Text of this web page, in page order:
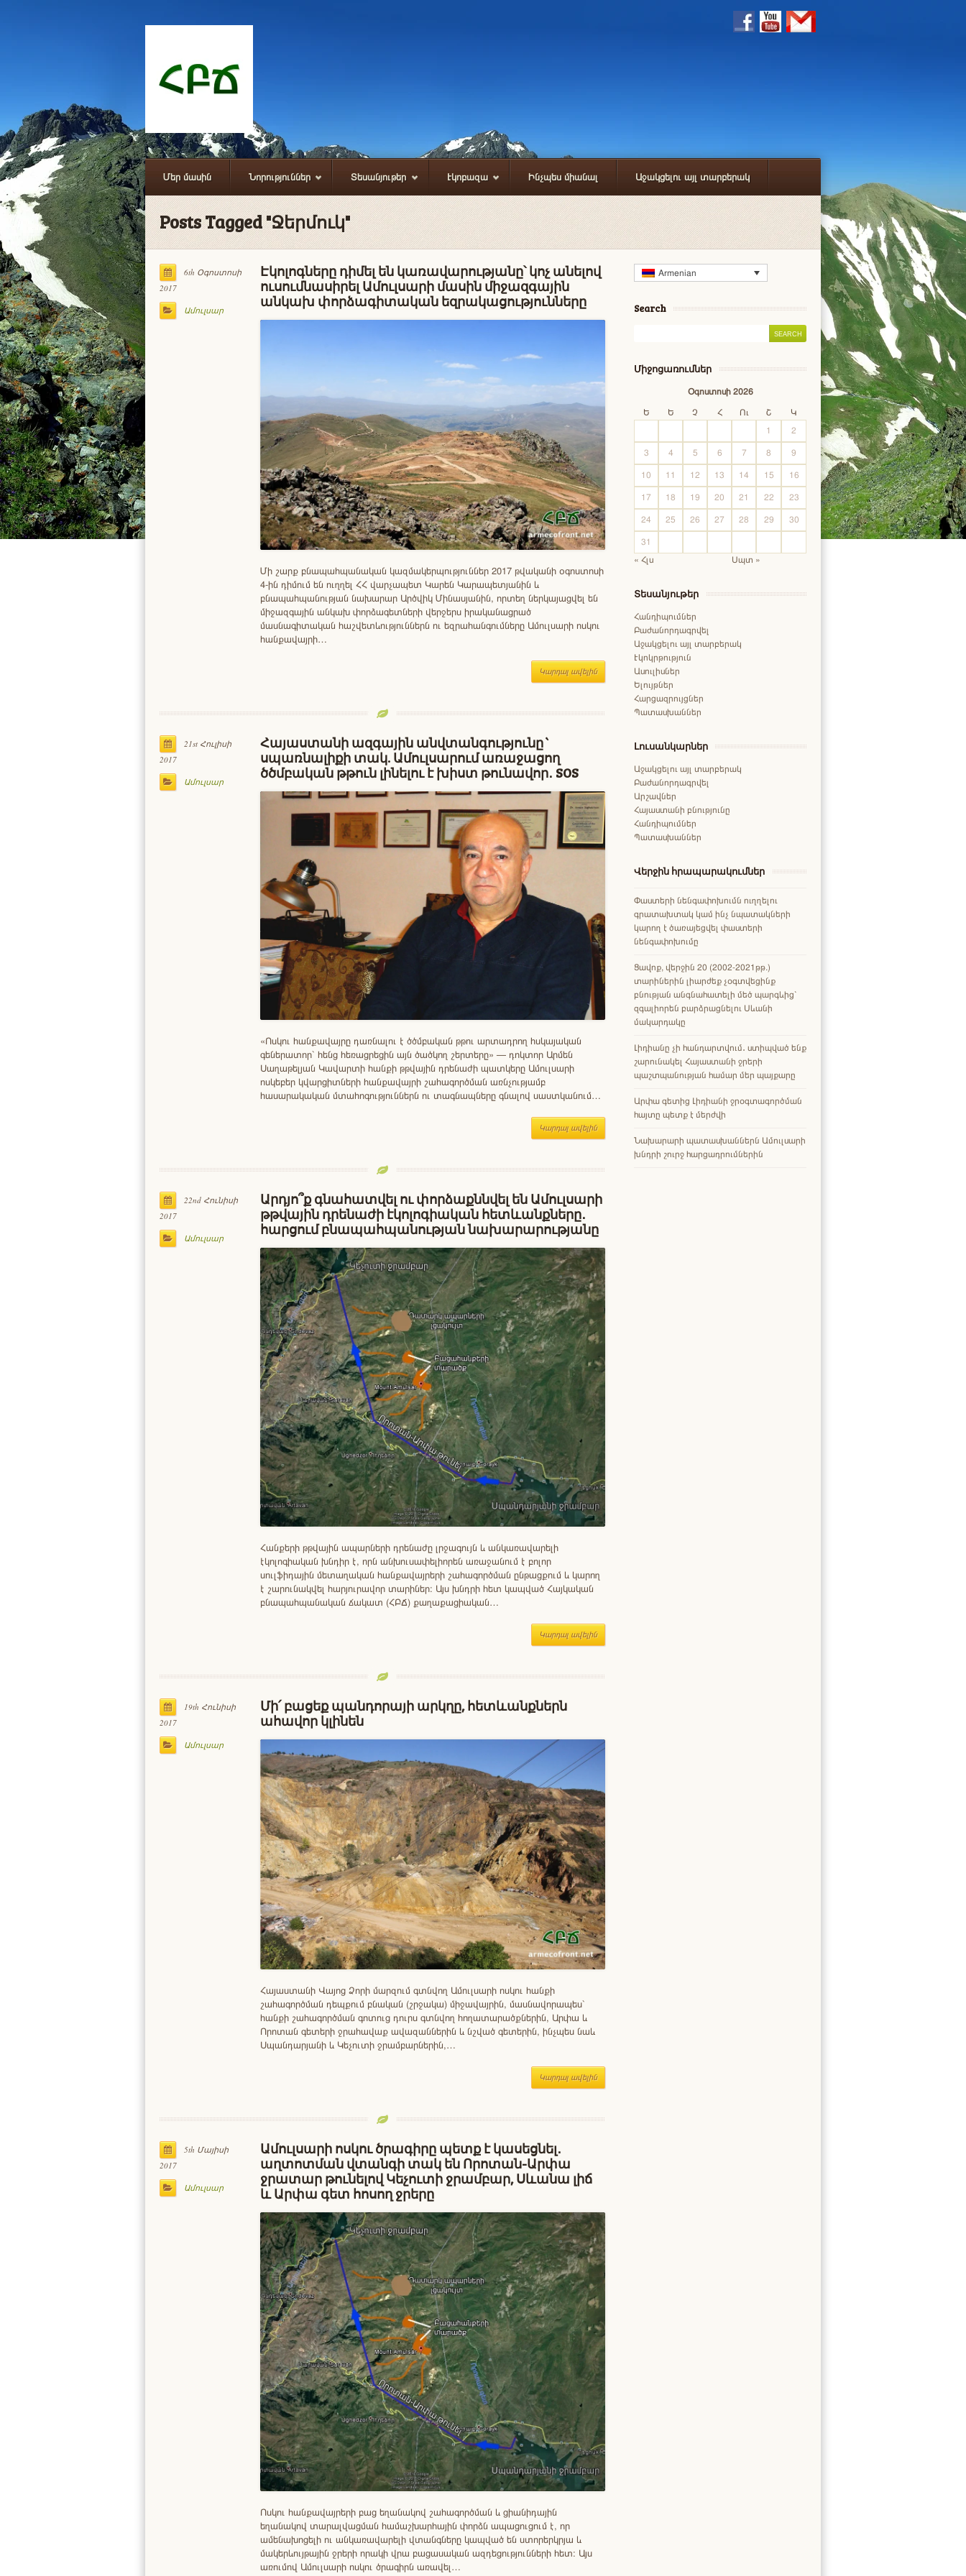
Մեր մասին Նորություններ Տեսանյութեր Էկոբազա Ինչպես միանալ Աջակցելու այլ տարբերակ
Posts Tagged "Ջերմուկ"
6th Օգոստոսի
2017
Ամուլսար
Էկոլոգները դիմել են կառավարությանը՝ կոչ անելով
ուսումնասիրել Ամուլսարի մասին միջազգային
անկախ փորձագիտական եզրակացությունները
Մի շարք բնապահպանական կազմակերպություններ 2017 թվականի օգոստոսի
4-ին դիմում են ուղղել ՀՀ վարչապետ Կարեն Կարապետյանին և
բնապաhպանության նախարար Արծվիկ Մինասյանին, որտեղ ներկայացվել են
միջազգային անկախ փորձագետների վերջերս իրականացրած
մասնագիտական հաշվետևություններն ու եզրահանգումները Ամուլսարի ոսկու
հանքավայրի…
Կարդալ ավելին
21st Հուլիսի
2017
Ամուլսար
Հայաստանի ազգային անվտանգությունը`
սպառնալիքի տակ. Ամուլսարում առաջացող
ծծմբական թթուն լինելու է խիստ թունավոր․ SOS
«Ոսկու հանքավայրը դառնալու է ծծմբական թթու արտադրող հսկայական
գեներատոր` հենց հեռացրեցին այն ծածկող շերտերը» — դոկտոր Արմեն
Սաղաթելյան Կավարտի հանքի թթվային դրենաժի պատկերը Ամուլսարի
ոսկեբեր կվարցիտների հանքավայրի շահագործման առնչությամբ
հասարակական մտահոգություններն ու տագնապները գնալով սաստկանում…
Կարդալ ավելին
22nd Հունիսի
2017
Ամուլսար
Արդյո՞ք գնահատվել ու փորձաքննվել են Ամուլսարի
թթվային դրենաժի էկոլոգիական հետևանքները․
հարցում բնապահպանության նախարարությանը
Հանքերի թթվային ապարների դրենաժը լրջագույն և անկառավարելի
էկոլոգիական խնդիր է, որն անխուսափելիորեն առաջանում է բոլոր
սուլֆիդային մետաղական հանքավայրերի շահագործման ընթացքում և կարող
է շարունակվել հարյուրավոր տարիներ։ Այս խնդրի հետ կապված Հայկական
բնապահպանական ճակատ (ՀԲՃ) քաղաքացիական…
Կարդալ ավելին
19th Հունիսի
2017
Ամուլսար
Մի՛ բացեք պանդորայի արկղը, հետևանքներն
ահավոր կլինեն
Հայաստանի Վայոց Ձորի մարզում գտնվող Ամուլսարի ոսկու հանքի
շահագործման դեպքում բնական (շրջակա) միջավայրին, մասնավորապես`
հանքի շահագործման գոտուց դուրս գտնվող հողատարածքներին, Արփա և
Որոտան գետերի ջրահավաք ավազաններին և նշված գետերին, ինչպես նաև
Սպանդարյանի և Կեչուտի ջրամբարներին,…
Կարդալ ավելին
5th Մայիսի
2017
Ամուլսար
Ամուլսարի ոսկու ծրագիրը պետք է կասեցնել․
աղտոտման վտանգի տակ են Որոտան-Արփա
ջրատար թունելով Կեչուտի ջրամբար, Սևանա լիճ
և Արփա գետ հոսող ջրերը
Ոսկու հանքավայրերի բաց եղանակով շահագործման և ցիանիդային
եղանակով տարալվացման համաշխարհային փորձն ապացուցում է, որ
ամենախոցելի ու անկառավարելի վտանգները կապված են ստորերկրյա և
մակերևույթային ջրերի որակի վրա բացասական ազդեցությունների հետ։ Այս
առումով Ամուլսարի ոսկու ծրագիրն առավել…
Armenian
Search
Միջոցառումներ
Օգոստոսի 2026
Ե
Ե Չ Հ Ու Շ
Կ
1
2
3
4 5 6 7 8
9
10
11 12 13 14 15
16
17
18 19 20 21 22
23
24
25 26 27 28 29
30
31
« Հլս
Սպտ »
Տեսանյութեր
Հանդիպումներ
Բաժանորդագրվել
Աջակցելու այլ տարբերակ
Էկոկրթություն
Ասուլիսներ
Ելույթներ
Հարցազրույցներ
Պատասխաններ
Լուսանկարներ
Աջակցելու այլ տարբերակ
Բաժանորդագրվել
Արշավներ
Հայաստանի բնությունը
Հանդիպումներ
Պատասխաններ
Վերջին հրապարակումներ
Փաստերի նենգափոխումն ուղղելու
գրատախտակ կամ ինչ նպատակների
կարող է ծառայեցվել փաստերի
նենգափոխումը
Ցավոք, վերջին 20 (2002-2021թթ.)
տարիներին լիարժեք չօգտվեցինք
բնության անգնահատելի մեծ պարգևից՝
զգալիորեն բարձրացնելու Սևանի
մակարդակը
Լիդիանը չի հանդարտվում․ ստիպված ենք
շարունակել Հայաստանի ջրերի
պաշտպանության համար մեր պայքարը
Արփա գետից Լիդիանի ջրօգտագործման
հայտը պետք է մերժվի
Նախարարի պատասխաններն Ամուլսարի
խնդրի շուրջ հարցադրումներին